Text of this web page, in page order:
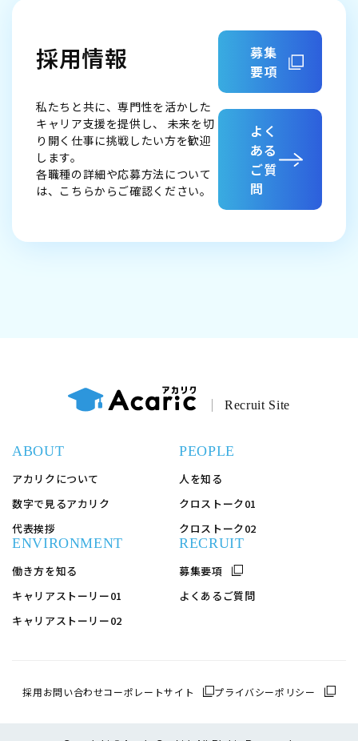
採用情報
私たちと共に、専門性を活かした
キャリア支援を提供し、 未来を切
り開く仕事に挑戦したい方を歓迎
します。
各職種の詳細や応募方法について
は、こちらからご確認ください。
募集
要項
よく
ある
ご質
問
Recruit Site
ABOUT
アカリクについて
数字で見るアカリク
代表挨拶
PEOPLE
人を知る
クロストーク01
クロストーク02
ENVIRONMENT
働き方を知る
キャリアストーリー01
キャリアストーリー02
RECRUIT
募集要項
よくあるご質問
採用お問い合わせコーポレートサイト プライバシーポリシー